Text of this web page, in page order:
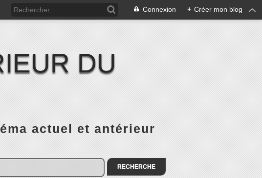
Connexion + Créer mon blog
DU
actuel et antérieur